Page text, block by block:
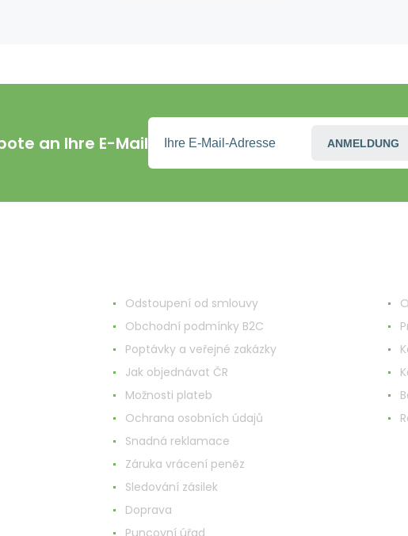
an Ihre E-Mail ANMELDUNG
Odstoupení od smlouvy
Obchodní podmínky B2C
Poptávky a veřejné zakázky
Jak objednávat ČR
Možnosti plateb
Ochrana osobních údajů
Snadná reklamace
Záruka vrácení peněz
Sledování zásilek
Doprava